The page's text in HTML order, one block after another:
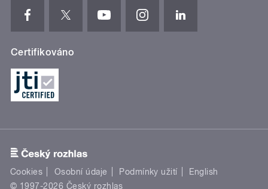
Certifikováno
Cookies Osobní údaje Podmínky užití
English
© 1997-2026 Český rozhlas